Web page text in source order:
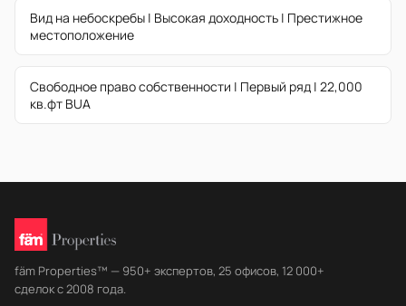
Вид на небоскребы | Высокая доходность | Престижное
местоположение
Свободное право собственности | Первый ряд | 22,000
кв.фт BUA
fäm Properties™ — 950+ экспертов, 25 офисов, 12 000+
сделок с 2008 года.